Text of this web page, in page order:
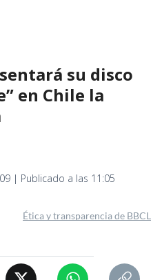
su disco
en Chile la
| Publicado a las 11:05
Ética y transparencia de BBCL